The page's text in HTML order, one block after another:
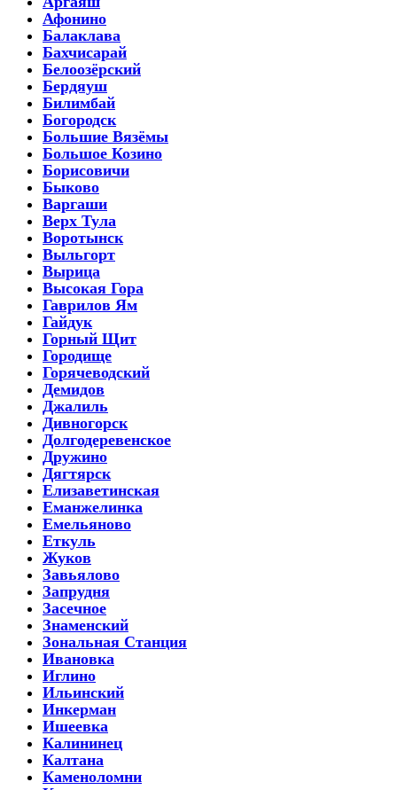
Афонино
Балаклава
Бахчисарай
Белоозёрский
Бердяуш
Билимбай
Богородск
Большие Вязёмы
Большое Козино
Борисовичи
Быково
Варгаши
Верх Тула
Воротынск
Выльгорт
Вырица
Высокая Гора
Гаврилов Ям
Гайдук
Горный Щит
Городище
Горячеводский
Демидов
Джалиль
Дивногорск
Долгодеревенское
Дружино
Дягтярск
Елизаветинская
Еманжелинка
Емельяново
Еткуль
Жуков
Завьялово
Запрудня
Засечное
Знаменский
Зональная Станция
Ивановка
Иглино
Ильинский
Инкерман
Ишеевка
Калининец
Калтана
Каменоломни